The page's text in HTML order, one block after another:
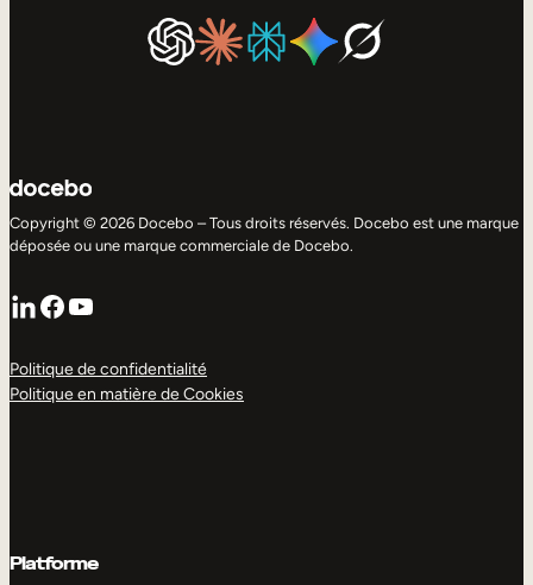
Copyright © 2026 Docebo – Tous droits réservés. Docebo est une marque
déposée ou une marque commerciale de Docebo.
LinkedIn
Facebook
YouTube
Politique de confidentialité
Politique en matière de Cookies
Platforme